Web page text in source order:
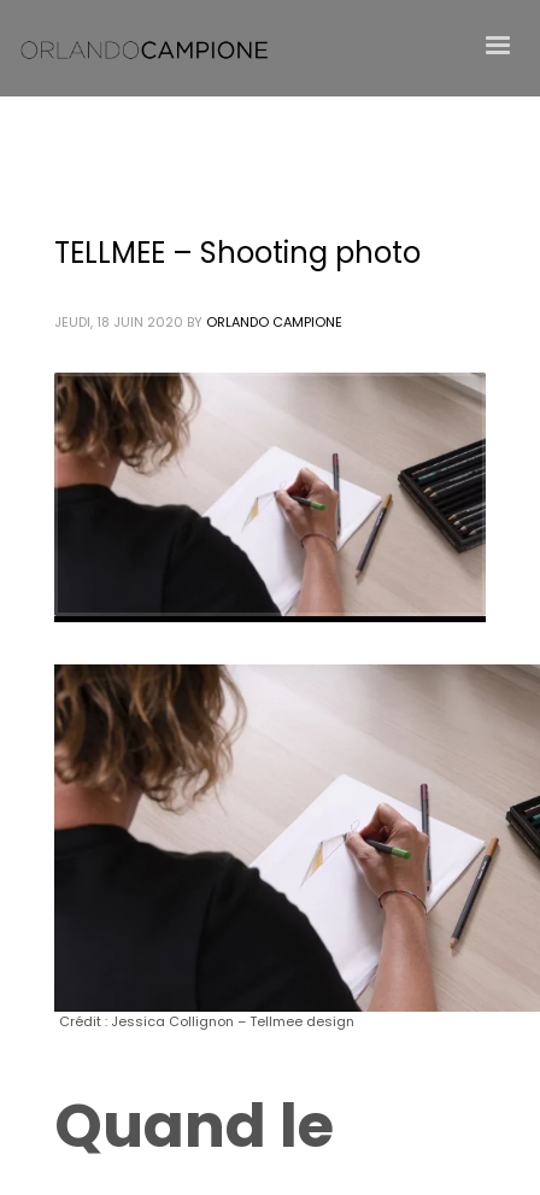
TELLMEE – Shooting photo
JEUDI, 18 JUIN 2020 BY ORLANDO CAMPIONE
Crédit : Jessica Collignon – Tellmee design
Quand le